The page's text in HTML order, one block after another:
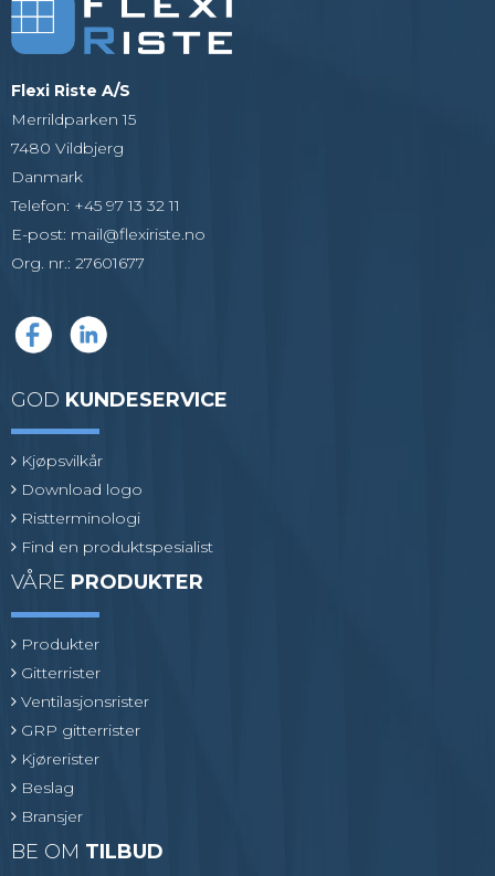
Flexi Riste A/S
Merrildparken 15
7480 Vildbjerg
Danmark
Telefon: +45 97 13 32 11
E-post: mail@flexiriste.no
Org. nr.: 27601677
GOD KUNDESERVICE
Kjøpsvilkår
Download logo
Ristterminologi
Find en produktspesialist
VÅRE PRODUKTER
Produkter
Gitterrister
Ventilasjonsrister
GRP gitterrister
Kjørerister
Beslag
Bransjer
BE OM TILBUD